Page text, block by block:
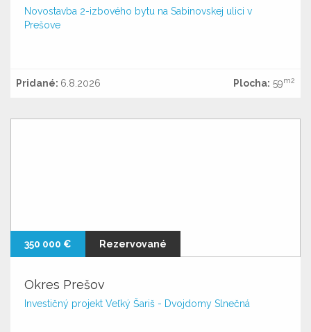
Novostavba 2-izbového bytu na Sabinovskej ulici v
Prešove
Pridané: 6.8.2026 Plocha: 59m2
350 000 € Rezervované
Okres Prešov
Investičný projekt Veľký Šariš - Dvojdomy Slnečná